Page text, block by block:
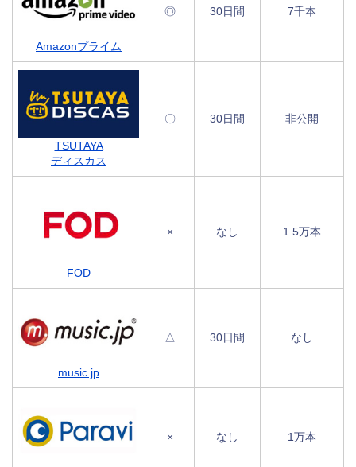
Amazonプライム
◎ 30日間 7千本
TSUTAYA
ディスカス
〇 30日間 非公開
FOD
× なし 1.5万本
music.jp
△ 30日間 なし
× なし 1万本